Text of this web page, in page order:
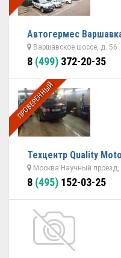
Автогермес
Варшавское шоссе, д. 56
8 (499) 372-20-35
ПРОВЕРЕННЫЙ
Техцентр Quality
Москва Научный проезд,
8 (495) 152-03-25